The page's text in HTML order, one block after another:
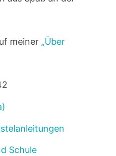
meiner „Über
Schule